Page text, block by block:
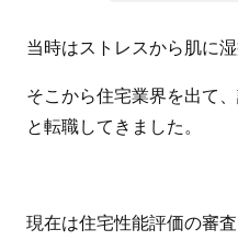
当時はストレスから肌に
そこから住宅業界を出て
と転職してきました。
現在は住宅性能評価の審査